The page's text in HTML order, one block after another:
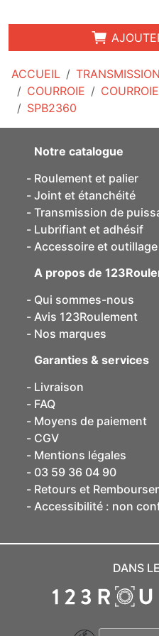
ACCUEIL
COURROIE
SPB2360
Notre catalogue
Roulement et palier
Joint et étanchéité
Transmission de
Lubrifiant et adhésif
Accessoire et outillage
A propos de
Qui sommes-nous
Avis 123Roulement
Nos marques
Garanties & services
Livraison
FAQ
Moyens de paiement
CGV
Mentions légales
03 59 36 04 90
Retours et
Accessibilité : non
DANS